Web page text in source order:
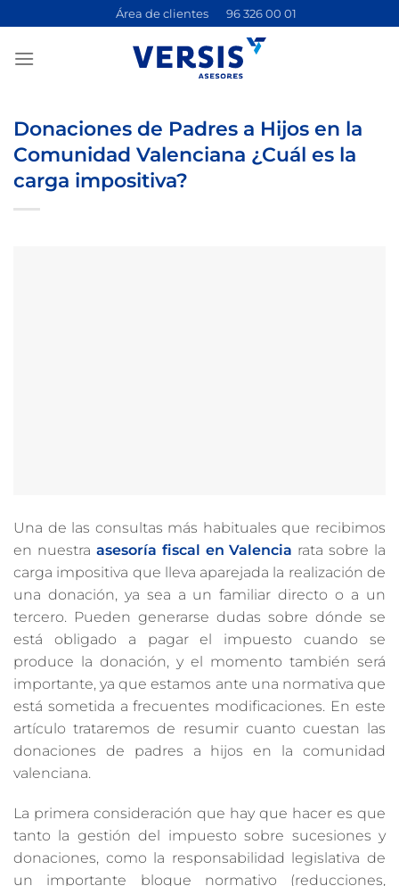
contenido
Área de clientes 96 326 00 01
Donaciones de Padres a Hijos en la
Comunidad Valenciana ¿Cuál es la
carga impositiva?
Una de las consultas más habituales que recibimos
en nuestra asesoría fiscal en Valencia rata sobre la
carga impositiva que lleva aparejada la realización de
una donación, ya sea a un familiar directo o a un
tercero. Pueden generarse dudas sobre dónde se
está obligado a pagar el impuesto cuando se
produce la donación, y el momento también será
importante, ya que estamos ante una normativa que
está sometida a frecuentes modificaciones. En este
artículo trataremos de resumir cuanto cuestan las
donaciones de padres a hijos en la comunidad
valenciana.
La primera consideración que hay que hacer es que
tanto la gestión del impuesto sobre sucesiones y
donaciones, como la responsabilidad legislativa de
un importante bloque normativo (reducciones,